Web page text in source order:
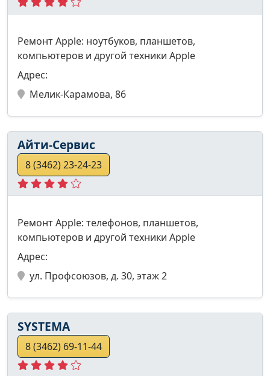
Ремонт Apple: ноутбуков, планшетов,
компьютеров и другой техники Apple
Адрес:
Мелик-Карамова, 86
Айти-Сервис
8 (3462) 23-24-23
Ремонт Apple: телефонов, планшетов,
компьютеров и другой техники Apple
Адрес:
ул. Профсоюзов, д. 30, этаж 2
SYSTEMA
8 (3462) 69-11-44